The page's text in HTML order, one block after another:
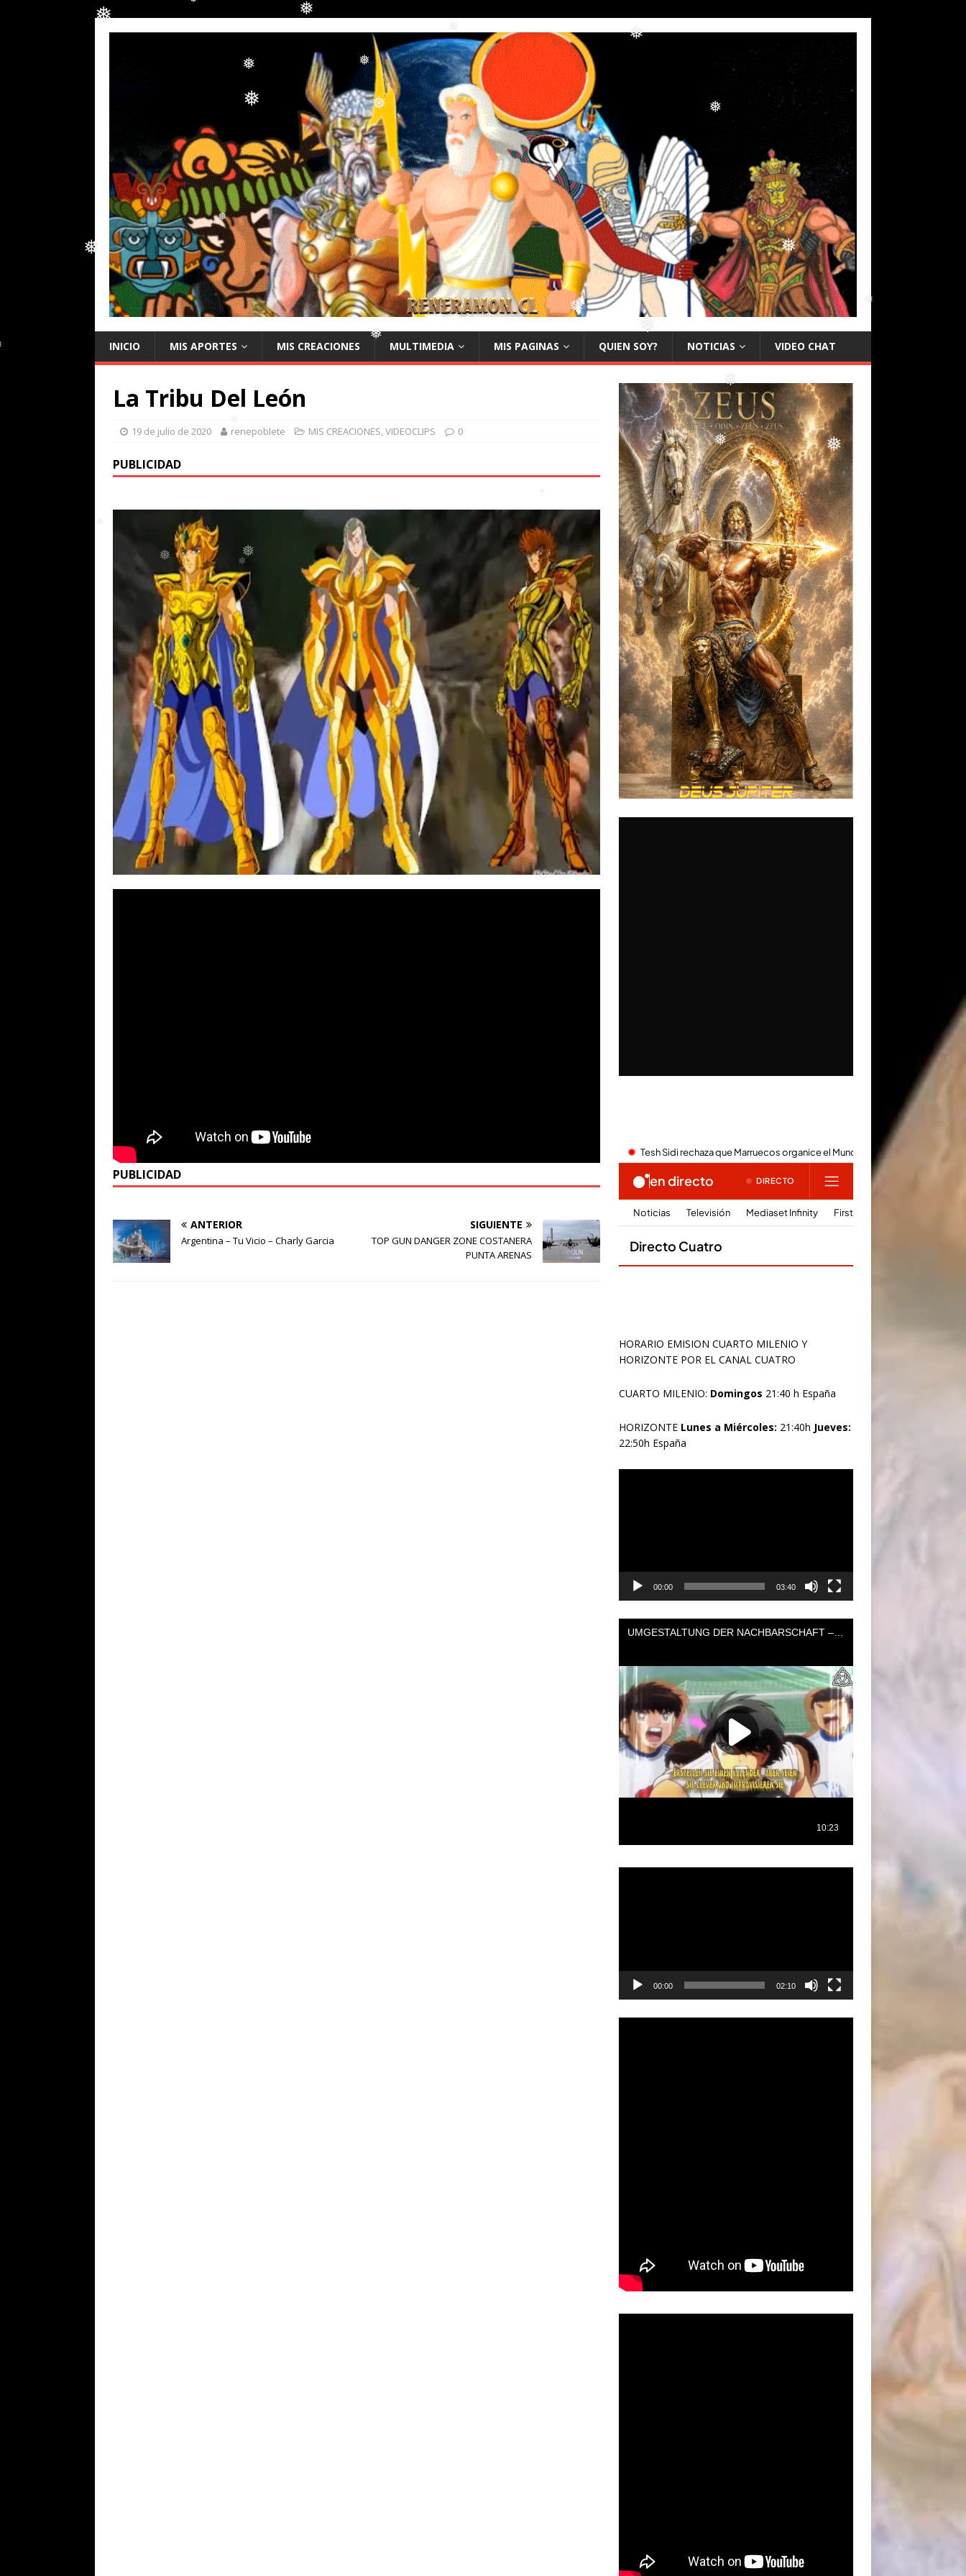
❅
❅
❅
❅
❅
❅
❅
❅
❅
❅ ❅
❅
❅
❅
❅
❅
❅
❅
❅ ❅
❅
INICIO MIS APORTES MIS CREACIONES MULTIMEDIA MIS PAGINAS QUIEN SOY? NOTICIAS VIDEO CHAT
La Tribu Del León
19 de julio de 2020 renepoblete MIS CREACIONES,VIDEOCLIPS 0
PUBLICIDAD
PUBLICIDAD
ANTERIOR
Argentina – Tu Vicio – Charly Garcia
SIGUIENTE
TOP GUN DANGER ZONE COSTANERA
PUNTA ARENAS
HORARIO EMISION CUARTO MILENIO Y
HORIZONTE POR EL CANAL CUATRO
CUARTO MILENIO: Domingos 21:40 h España
HORIZONTE Lunes a Miércoles: 21:40h Jueves:
22:50h España
00:00 03:40
00:00 02:10